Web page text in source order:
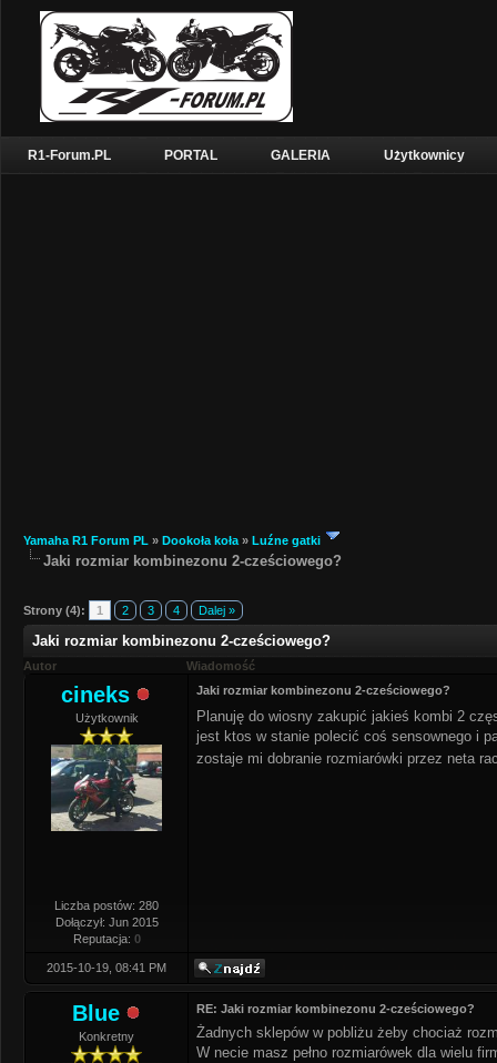
R1-Forum.PL PORTAL GALERIA Użytkownicy
Yamaha R1 Forum PL » Dookoła koła » Luźne gatki
Jaki rozmiar kombinezonu 2-cześciowego?
Strony (4): 1 2 3 4 Dalej »
Jaki rozmiar kombinezonu 2-cześciowego?
Autor Wiadomość
cineks
Użytkownik
Liczba postów: 280
Dołączył: Jun 2015
Reputacja: 0
Jaki rozmiar kombinezonu 2-cześciowego?
Planuję do wiosny zakupić jakieś kombi 2
jest ktos w stanie polecić coś sensownego i
zostaje mi dobranie rozmiarówki przez neta
2015-10-19, 08:41 PM
Blue
Konkretny
RE: Jaki rozmiar kombinezonu 2-cześciowego?
Żadnych sklepów w pobliżu żeby chociaż
W necie masz pełno rozmiarówek dla wielu